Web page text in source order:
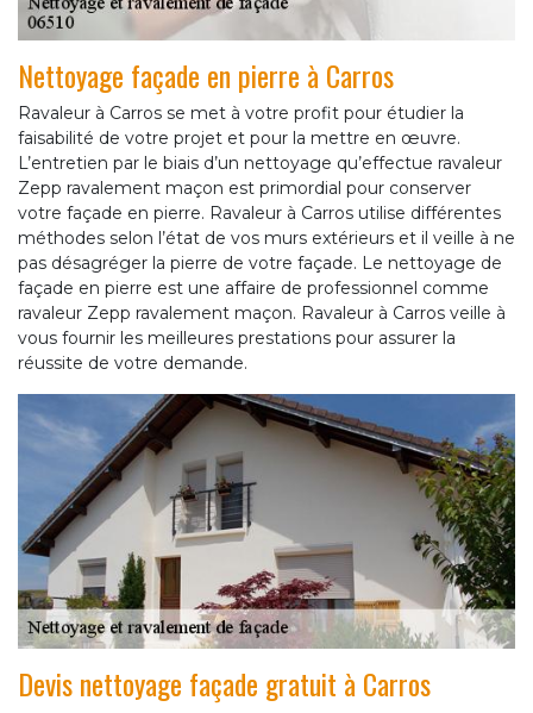
Nettoyage façade en pierre à Carros
Ravaleur à Carros se met à votre profit pour étudier la
faisabilité de votre projet et pour la mettre en œuvre.
L’entretien par le biais d’un nettoyage qu’effectue ravaleur
Zepp ravalement maçon est primordial pour conserver
votre façade en pierre. Ravaleur à Carros utilise différentes
méthodes selon l’état de vos murs extérieurs et il veille à ne
pas désagréger la pierre de votre façade. Le nettoyage de
façade en pierre est une affaire de professionnel comme
ravaleur Zepp ravalement maçon. Ravaleur à Carros veille à
vous fournir les meilleures prestations pour assurer la
réussite de votre demande.
Devis nettoyage façade gratuit à Carros